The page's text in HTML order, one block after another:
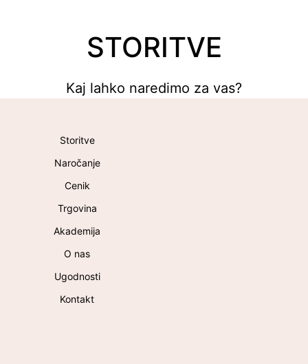
STORITVE
Kaj lahko naredimo za vas?
Storitve
Naročanje
Cenik
Trgovina
Akademija
O nas
Ugodnosti
Kontakt